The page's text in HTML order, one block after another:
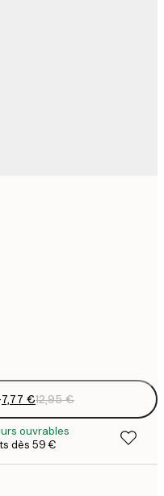
7,77 €12,95 €
ouvrables
dès 59 €